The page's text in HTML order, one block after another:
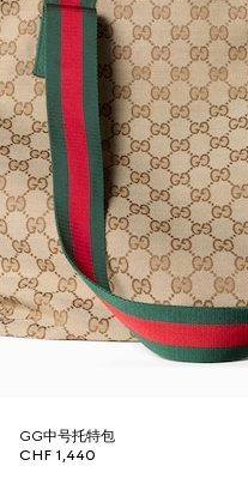
GG中号托特包
CHF 1,440